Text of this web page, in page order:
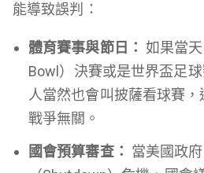
能導致誤判：
體育賽事與節日： 如果當
Bowl）決賽或是世界盃足
人當然也會叫披薩看球賽
戰爭無關。
國會預算審查： 當美國政